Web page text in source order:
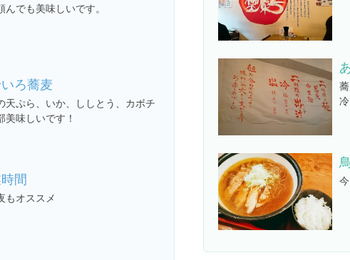
んでも美味しいです。
ろ蕎麦
天ぷら、いか、ししとう、カボチ
美味しいです！
間
もオススメ